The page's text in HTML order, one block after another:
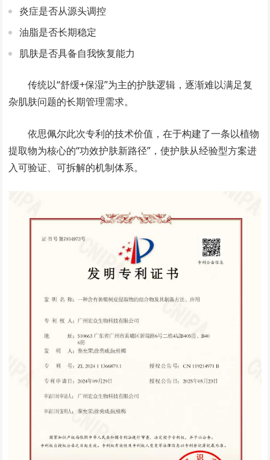
炎症是否从源头调控
油脂是否长期稳定
肌肤是否具备自我恢复能力
传统以“舒缓+保湿”为主的护肤逻辑，逐渐难以满足复
杂肌肤问题的长期管理需求。
依思佩尔此次专利的技术价值，在于构建了一条以植物
提取物为核心的“功效护肤新路径”，使护肤从经验型方案进
入可验证、可拆解的机制体系。